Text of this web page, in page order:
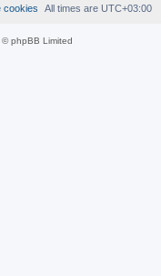
All times are UTC+03:00
cookies
phpBB Limited